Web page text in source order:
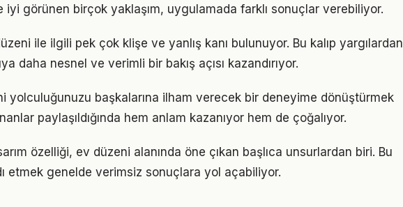
iyi görünen birçok yaklaşım, uygulamada farklı sonuçlar verebiliyor.
ile ilgili pek çok klişe ve yanlış kanı bulunuyor. Bu kalıp yargılardan
daha nesnel ve verimli bir bakış açısı kazandırıyor.
yolculuğunuzu başkalarına ilham verecek bir deneyime dönüştürmek
paylaşıldığında hem anlam kazanıyor hem de çoğalıyor.
özelliği, ev düzeni alanında öne çıkan başlıca unsurlardan biri. Bu
etmek genelde verimsiz sonuçlara yol açabiliyor.